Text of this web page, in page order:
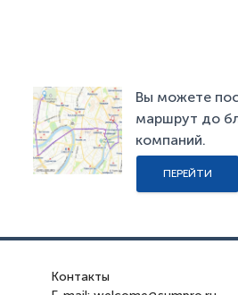
Вы можете
маршрут до
компаний.
ПЕРЕЙТИ
Контакты